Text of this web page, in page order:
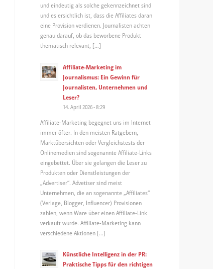
und eindeutig als solche gekennzeichnet sind
und es ersichtlich ist, dass die Affiliates daran
eine Provision verdienen. Journalisten achten
genau darauf, ob das beworbene Produkt
thematisch relevant, […]
Affiliate-Marketing im
Journalismus: Ein Gewinn für
Journalisten, Unternehmen und
Leser?
14. April 2026 - 8:29
Affiliate-Marketing begegnet uns im Internet
immer öfter. In den meisten Ratgebern,
Marktübersichten oder Vergleichstests der
Onlinemedien sind sogenannte Affiliate-Links
eingebettet. Über sie gelangen die Leser zu
Produkten oder Dienstleistungen der
„Advertiser“. Advetiser sind meist
Unternehmen, die an sogenannte „Affiliates“
(Verlage, Blogger, Influencer) Provisionen
zahlen, wenn Ware über einen Affiliate-Link
verkauft wurde. Affiliate-Marketing kann
verschiedene Aktionen […]
Künstliche Intelligenz in der PR:
Praktische Tipps für den richtigen